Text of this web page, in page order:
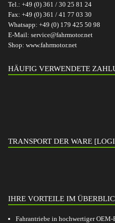
Tel.: +49 (0) 361 / 30 25 81 24
Fax: +49 (0) 361 / 41 77 03 30
Whatsapp: +49 (0) 179 425 50 98
E-Mail: service@fahrmotor.net
Shop: www.fahrmotor.net
HÄUFIG VERWENDETE
TRANSPORT DER WARE
IHRE VORTEILE IM
Fahrantriebe in hochwertiger OEM-